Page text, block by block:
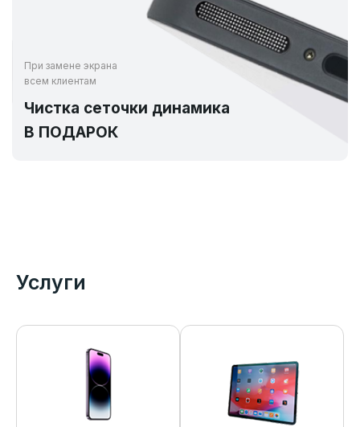
При замене экрана
всем клиентам
Чистка сеточки динамика
В ПОДАРОК
Услуги